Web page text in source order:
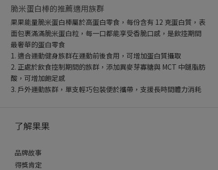
脆米蛋白棒的推薦適用族群
果果能量脆米蛋白棒屬於高蛋白零食，每份含有 12 克蛋白質，表
面包裹滿滿脆米蛋白粒，每一口都能享受香脆口感，是飲控期間
最奢華的蛋白零食
1. 適合運動健身族群在運動前後食用，可增加蛋白質攝取
2. 正處於飲食控制期間的族群，添加異麥芽寡糖與 MCT 中鏈脂肪
酸，可增加飽足感
3. 戶外運動族群，單支輕巧包裝便於攜帶，支援長時間體力消耗
了解果果
品牌故事
得獎肯定